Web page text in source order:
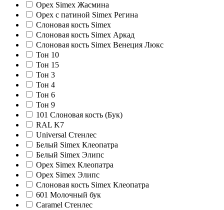
Орех Simex Жасмина
Орех с патиной Simex Регина
Слоновая кость Simex
Слоновая кость Simex Аркад
Слоновая кость Simex Венеция Люкс
Тон 10
Тон 15
Тон 3
Тон 4
Тон 6
Тон 9
101 Слоновая кость (Бук)
RAL K7
Universal Стенлес
Белый Simex Клеопатра
Белый Simex Элипс
Орех Simex Клеопатра
Орех Simex Элипс
Слоновая кость Simex Клеопатра
601 Молочный бук
Caramel Стенлес